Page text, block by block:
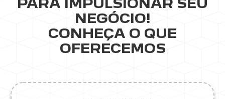
NEGÓCIO!
CONHEÇA O QUE
OFERECEMOS